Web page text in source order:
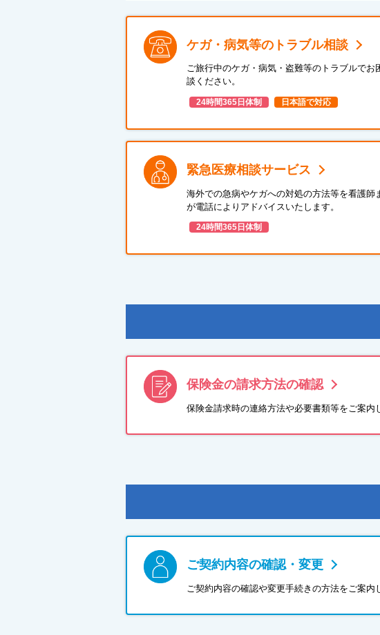
ケガ・病気等のトラブル相談
ご旅行中のケガ・病気・盗難等のトラブルでお
談ください。
24時間365日体制 日本語で対応
緊急医療相談サービス
海外での急病やケガへの対処の方法等を看護師
が電話によりアドバイスいたします。
24時間365日体制
保険金の請求方法の確認
保険金請求時の連絡方法や必要書類等をご案内
ご契約内容の確認・変更
ご契約内容の確認や変更手続きの方法をご案内